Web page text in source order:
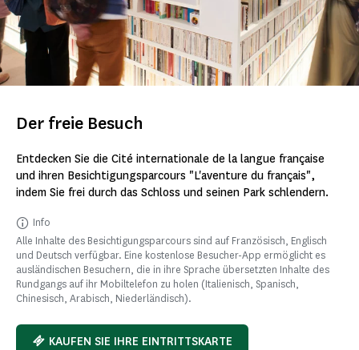
Der freie Besuch
Entdecken Sie die Cité internationale de la langue française
und ihren Besichtigungsparcours "L'aventure du français",
indem Sie frei durch das Schloss und seinen Park schlendern.
Info
Alle Inhalte des Besichtigungsparcours sind auf Französisch, Englisch
und Deutsch verfügbar. Eine kostenlose Besucher-App ermöglicht es
ausländischen Besuchern, die in ihre Sprache übersetzten Inhalte des
Rundgangs auf ihr Mobiltelefon zu holen (Italienisch, Spanisch,
Chinesisch, Arabisch, Niederländisch).
KAUFEN SIE IHRE EINTRITTSKARTE